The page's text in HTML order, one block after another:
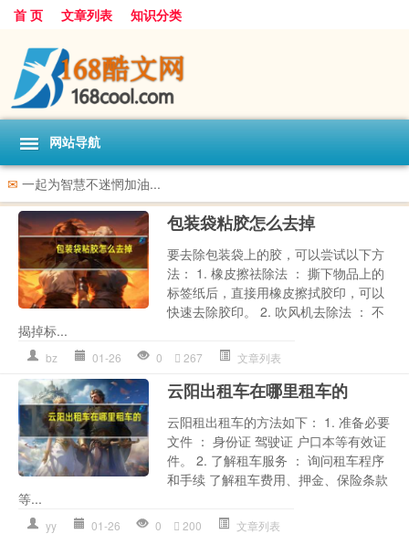
首 页 文章列表 知识分类
网站导航
✉ 一起为智慧不迷惘加油...
包装袋粘胶怎么去掉
要去除包装袋上的胶，可以尝试以下方
法： 1. 橡皮擦祛除法 ： 撕下物品上的
标签纸后，直接用橡皮擦拭胶印，可以
快速去除胶印。 2. 吹风机去除法 ： 不
揭掉标...
bz 01-26 0 267 文章列表
云阳出租车在哪里租车的
云阳租出租车的方法如下： 1. 准备必要
文件 ： 身份证 驾驶证 户口本等有效证
件。 2. 了解租车服务 ： 询问租车程序
和手续 了解租车费用、押金、保险条款
等...
yy 01-26 0 200 文章列表